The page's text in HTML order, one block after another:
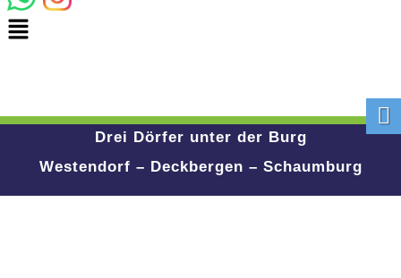
Drei Dörfer unter der Burg
Westendorf – Deckbergen – Schaumburg